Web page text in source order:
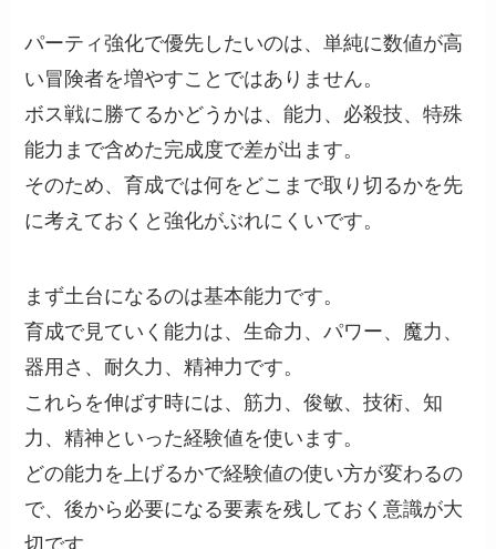
パーティ強化で優先したいのは、単純に数値が高
い冒険者を増やすことではありません。
ボス戦に勝てるかどうかは、能力、必殺技、特殊
能力まで含めた完成度で差が出ます。
そのため、育成では何をどこまで取り切るかを先
に考えておくと強化がぶれにくいです。
まず土台になるのは基本能力です。
育成で見ていく能力は、生命力、パワー、魔力、
器用さ、耐久力、精神力です。
これらを伸ばす時には、筋力、俊敏、技術、知
力、精神といった経験値を使います。
どの能力を上げるかで経験値の使い方が変わるの
で、後から必要になる要素を残しておく意識が大
切です。